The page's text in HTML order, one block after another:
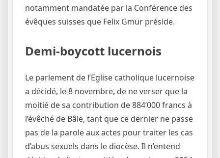
notamment mandatée par la Conférence des
évêques suisses que Felix Gmür préside.
Demi-boycott lucernois
Le parlement de l’Eglise catholique lucernoise
a décidé, le 8 novembre, de ne verser que la
moitié de sa contribution de 884’000 francs à
l’évêché de Bâle, tant que ce dernier ne passe
pas de la parole aux actes pour traiter les cas
d’abus sexuels dans le diocèse. Il n’entend